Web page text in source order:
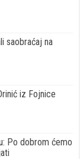
saobraćaj na
iz Fojnice
Po dobrom ćemo